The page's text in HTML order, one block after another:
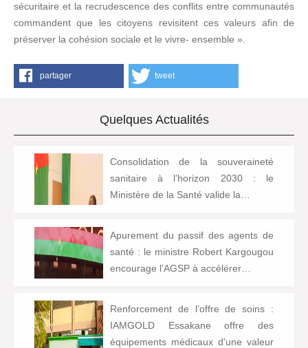
sécuritaire et la recrudescence des conflits entre communautés
commandent que les citoyens revisitent ces valeurs afin de
préserver la cohésion sociale et le vivre- ensemble ».
partager tweet
Quelques Actualités
Consolidation de la souveraineté
sanitaire à l’horizon 2030 : le
Ministère de la Santé valide la…
Apurement du passif des agents de
santé : le ministre Robert Kargougou
encourage l’AGSP à accélérer…
Renforcement de l’offre de soins :
IAMGOLD Essakane offre des
équipements médicaux d'une valeur